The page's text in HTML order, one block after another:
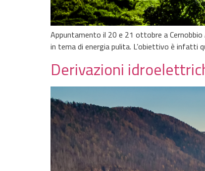
Appuntamento il 20 e 21 ottobre a
in tema di energia pulita. L’obiettivo è infatti
Derivazioni